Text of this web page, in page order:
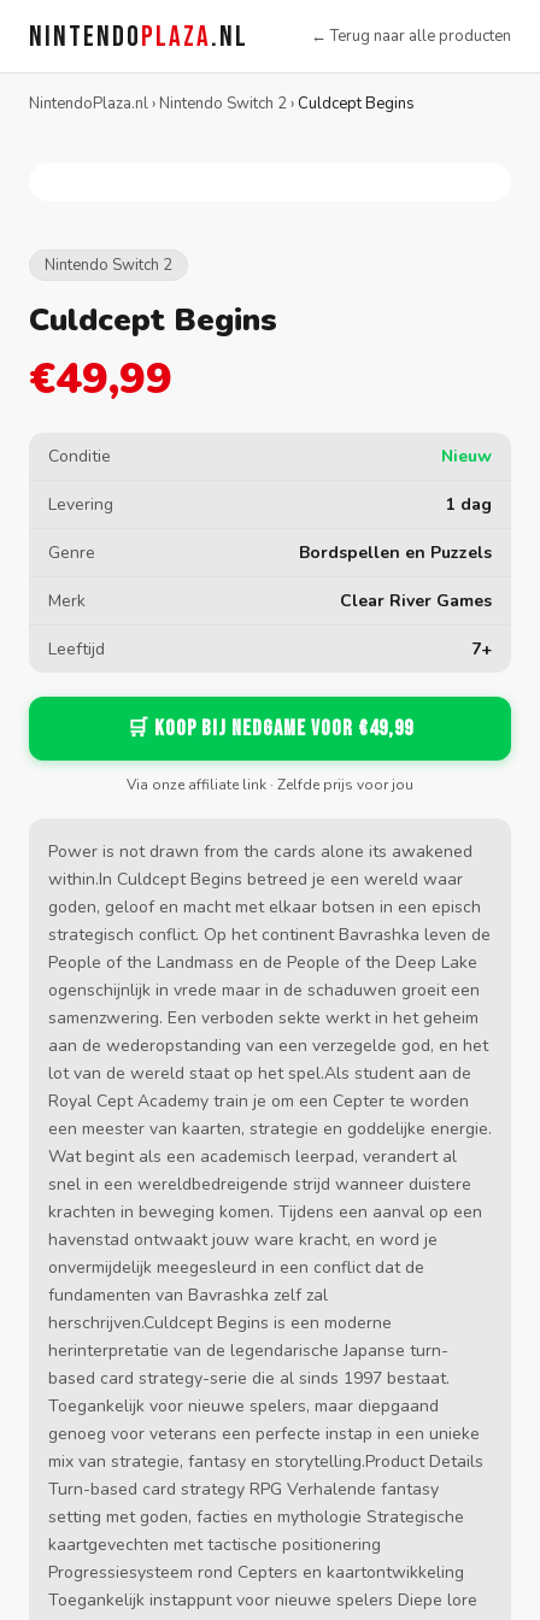
NINTENDOPLAZA.NL ← Terug naar alle producten
NintendoPlaza.nl› Nintendo Switch 2› Culdcept Begins
Nintendo Switch 2
Culdcept Begins
€49,99
Conditie Nieuw
Levering 1 dag
Genre Bordspellen en Puzzels
Merk Clear River Games
Leeftijd 7+
🛒 Koop bij Nedgame voor €49,99
Via onze affiliate link · Zelfde prijs voor jou
Power is not drawn from the cards alone its awakened
within.In Culdcept Begins betreed je een wereld waar
goden, geloof en macht met elkaar botsen in een episch
strategisch conflict. Op het continent Bavrashka leven de
People of the Landmass en de People of the Deep Lake
ogenschijnlijk in vrede maar in de schaduwen groeit een
samenzwering. Een verboden sekte werkt in het geheim
aan de wederopstanding van een verzegelde god, en het
lot van de wereld staat op het spel.Als student aan de
Royal Cept Academy train je om een Cepter te worden
een meester van kaarten, strategie en goddelijke energie.
Wat begint als een academisch leerpad, verandert al
snel in een wereldbedreigende strijd wanneer duistere
krachten in beweging komen. Tijdens een aanval op een
havenstad ontwaakt jouw ware kracht, en word je
onvermijdelijk meegesleurd in een conflict dat de
fundamenten van Bavrashka zelf zal
herschrijven.Culdcept Begins is een moderne
herinterpretatie van de legendarische Japanse turn-
based card strategy-serie die al sinds 1997 bestaat.
Toegankelijk voor nieuwe spelers, maar diepgaand
genoeg voor veterans een perfecte instap in een unieke
mix van strategie, fantasy en storytelling.Product Details
Turn-based card strategy RPG Verhalende fantasy
setting met goden, facties en mythologie Strategische
kaartgevechten met tactische positionering
Progressiesysteem rond Cepters en kaartontwikkeling
Toegankelijk instappunt voor nieuwe spelers Diepe lore